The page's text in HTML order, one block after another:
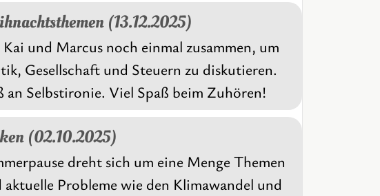
(13.12.2025)
und Marcus noch einmal zusammen, um
Gesellschaft und Steuern zu diskutieren.
Selbstironie. Viel Spaß beim Zuhören!
(02.10.2025)
dreht sich um eine Menge Themen
Probleme wie den Klimawandel und